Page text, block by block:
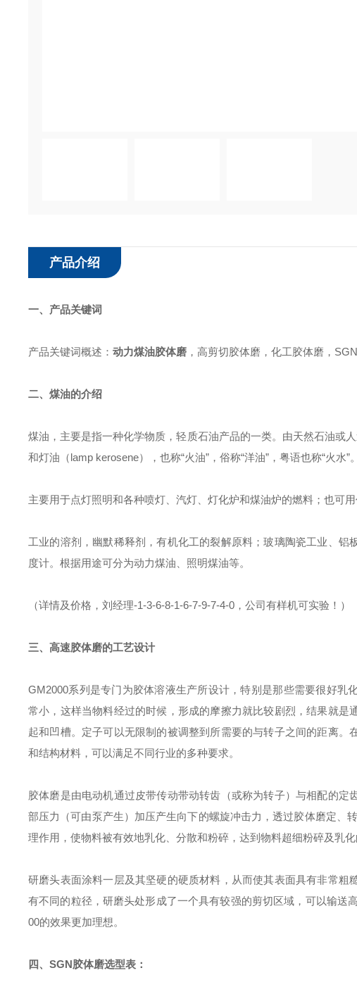
产品介绍
一、产品关键词
产品关键词概述： 动力煤油胶体磨 ，高剪切胶体磨，化工胶体磨，
二、煤油的介绍
煤油， 主要是指一种化学物质，轻质石油产品的一类。由天然石油或
和灯油（lamp kerosene），也称“火油”，俗称“洋油”，粤语也称“火水”。
主要用于点灯照明和各种喷灯、汽灯、灯化炉和煤油炉的燃料；也可
工业的溶剂，幽默稀释剂，有机化工的裂解原料；玻璃陶瓷工业、
度计。根据用途可分为动力煤油、照明煤油等。
（详情及价格，刘经理-1-3-6-8-1-6-7-9-7-4-0，公司有样机可实验！）
三、高速胶体磨的工艺设计
GM2000系列是专门为胶体溶液生产所设计，特别是那些需要很好乳
常小，这样当物料经过的时候，形成的摩擦力就比较剧烈，结果就
起和凹槽。定子可以无限制的被调整到所需要的与转子之间的距离
和结构材料，可以满足不同行业的多种要求。
胶体磨是由电动机通过皮带传动带动转齿（或称为转子）与相配的
部压力（可由泵产生）加压产生向下的螺旋冲击力，透过胶体磨定、
理作用，使物料被有效地乳化、分散和粉碎，达到物料超细粉碎及乳化
研磨头表面涂料一层及其坚硬的硬质材料，从而使其表面具有非常
有不同的粒径，研磨头处形成了一个具有较强的剪切区域，可以输
00的效果更加理想。
四、SGN胶体磨选型表：